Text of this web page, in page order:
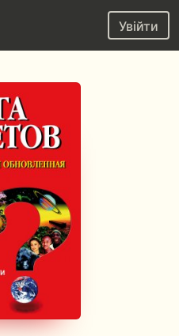
Увійти